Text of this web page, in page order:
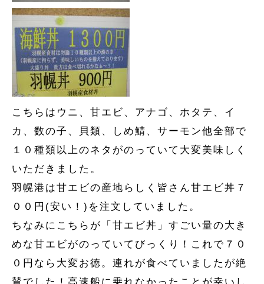
こちらはウニ、甘エビ、アナゴ、ホタテ、イ
カ、数の子、貝類、しめ鯖、サーモン他全部で
１０種類以上のネタがのっていて大変美味しく
いただきました。
羽幌港は甘エビの産地らしく皆さん甘エビ丼７
００円(安い！)を注文していました。
ちなみにこちらが「甘エビ丼」すごい量の大き
めな甘エビがのっていてびっくり！これで７０
０円なら大変お徳。連れが食べていましたが絶